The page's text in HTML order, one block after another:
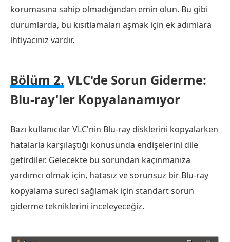
korumasına sahip olmadığından emin olun. Bu gibi
durumlarda, bu kısıtlamaları aşmak için ek adımlara
ihtiyacınız vardır.
Bölüm 2. VLC'de Sorun Giderme:
Blu-ray'ler Kopyalanamıyor
Bazı kullanıcılar VLC'nin Blu-ray disklerini kopyalarken
hatalarla karşılaştığı konusunda endişelerini dile
getirdiler. Gelecekte bu sorundan kaçınmanıza
yardımcı olmak için, hatasız ve sorunsuz bir Blu-ray
kopyalama süreci sağlamak için standart sorun
giderme tekniklerini inceleyeceğiz.